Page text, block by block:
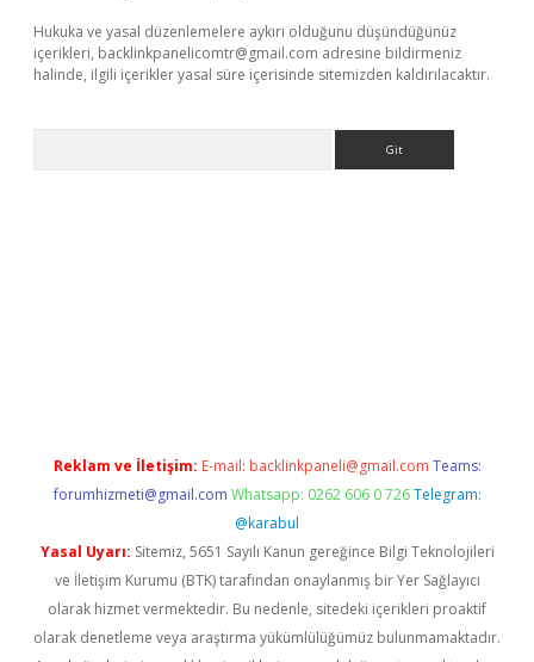
Hukuka ve yasal düzenlemelere aykırı olduğunu düşündüğünüz
içerikleri, backlinkpanelicomtr@gmail.com adresine bildirmeniz
halinde, ilgili içerikler yasal süre içerisinde sitemizden kaldırılacaktır.
Reklam ve İletişim: E-mail: backlinkpaneli@gmail.com Teams:
forumhizmeti@gmail.com Whatsapp: 0262 606 0 726 Telegram:
@karabul
Yasal Uyarı: Sitemiz, 5651 Sayılı Kanun gereğince Bilgi Teknolojileri
ve İletişim Kurumu (BTK) tarafından onaylanmış bir Yer Sağlayıcı
olarak hizmet vermektedir. Bu nedenle, sitedeki içerikleri proaktif
olarak denetleme veya araştırma yükümlülüğümüz bulunmamaktadır.